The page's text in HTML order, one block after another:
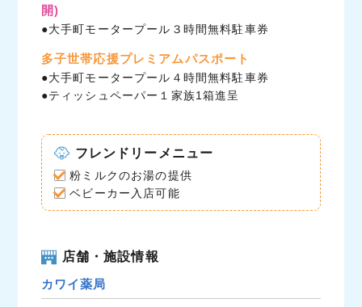
o
k
r
開)
●大手町モータープール３時間無料駐車券
多子世帯応援プレミアムパスポート
●大手町モータープール４時間無料駐車券
●ティッシュペーパー１家族1箱進呈
フレンドリーメニュー
粉ミルクのお湯の提供
ベビーカー入店可能
店舗・施設情報
カワイ薬局